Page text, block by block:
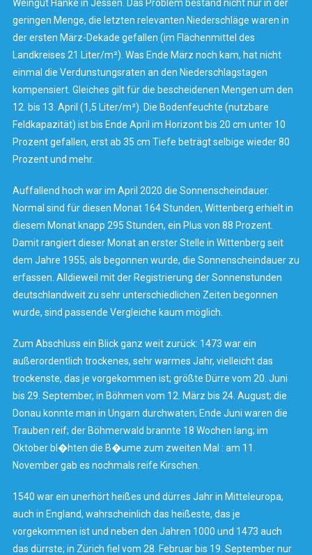
Weingut Hanke in Jessen. Das Problem bestand nicht nur in der
geringen Menge, die letzten relevanten Niederschläge waren in
der ersten März-Dekade gefallen (im Flächenmittel des
Landkreises 21 Liter/m²). Was Ende März noch kam, hat nicht
einmal die Verdunstungsraten an den Niederschlagstagen
kompensiert. Gleiches gilt für die bescheidenen Mengen um den
12. bis 13. April (1,5 Liter/m²). Die Bodenfeuchte (nutzbare
Feldkapazität) ist bis Ende April im Horizont bis 20 cm unter 10
Prozent gefallen, erst ab 35 cm Tiefe beträgt selbige wieder 80
Prozent und mehr.
Auffallend hoch war im April 2020 die Sonnenscheindauer.
Normal sind für diesen Monat 164 Stunden, Wittenberg erhielt in
diesem Monat knapp 295 Stunden, ein Plus von 88 Prozent.
Damit rangiert dieser Monat an erster Stelle in Wittenberg seit
dem Jahre 1955; als begonnen wurde, die Sonnenscheindauer zu
erfassen. Alldieweil mit der Registrierung der Sonnenstunden
deutschlandweit zu sehr unterschiedlichen Zeiten begonnen
wurde, sind passende Vergleiche kaum möglich.
Zum Abschluss ein Blick ganz weit zurück: 1473 war ein
außerordentlich trockenes, sehr warmes Jahr, vielleicht das
trockenste, das je vorgekommen ist; größte Dürre vom 20. Juni
bis 29. September, in Böhmen vom 12. März bis 24. August; die
Donau konnte man in Ungarn durchwaten; Ende Juni waren die
Trauben reif; der Böhmerwald brannte 18 Wochen lang; im
Oktober bl�hten die B�ume zum zweiten Mal : am 11.
November gab es nochmals reife Kirschen.
1540 war ein unerhört heißes und dürres Jahr in Mitteleuropa,
auch in England, wahrscheinlich das heißeste, das je
vorgekommen ist und neben den Jahren 1000 und 1473 auch
das dürrste; in Zürich fiel vom 28. Februar bis 19. September nur